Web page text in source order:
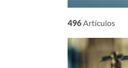
496Artículos